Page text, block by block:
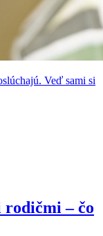
Veď sami si
rodičmi – čo